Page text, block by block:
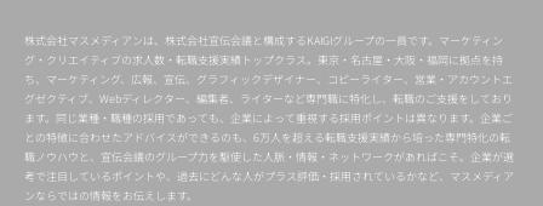
株式会社マスメディアンは、株式会社宣伝会議と構成するKAIGIグループの一員です。マーケティン
グ・クリエイティブの求人数・転職支援実績トップクラス。東京・名古屋・大阪・福岡に拠点を持
ち、マーケティング、広報、宣伝、グラフィックデザイナー、コピーライター、営業・アカウントエ
グゼクティブ、Webディレクター、編集者、ライターなど専門職に特化し、転職のご支援をしており
ます。同じ業種・職種の採用であっても、企業によって重視する採用ポイントは異なります。企業ご
との特徴に合わせたアドバイスができるのも、6万人を超える転職支援実績から培った専門特化の転
職ノウハウと、宣伝会議のグループ力を駆使した人脈・情報・ネットワークがあればこそ。企業が選
考で注目しているポイントや、過去にどんな人がプラス評価・採用されているかなど、マスメディア
ンならではの情報をお伝えします。